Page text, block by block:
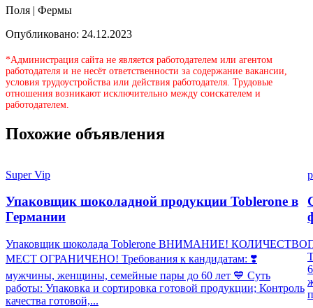
Поля | Фермы
Опубликовано: 24.12.2023
*Администрация сайта не является работодателем или агентом
работодателя и не несёт ответственности за содержание вакансии,
условия трудоустройства или действия работодателя. Трудовые
отношения возникают исключительно между соискателем и
работодателем.
Похожие объявления
Super Vip
Упаковщик шоколадной продукции Toblerone в
Германии
Упаковщик шоколада Toblerone ВНИМАНИЕ! КОЛИЧЕСТВО
МЕСТ ОГРАНИЧЕНО! Требования к кандидатам: ❣️
мужчины, женщины, семейные пары до 60 лет 💙 Суть
работы: Упаковка и сортировка готовой продукции; Контроль
качества готовой,...